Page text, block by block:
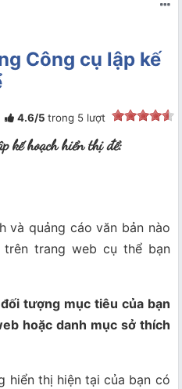
Công cụ lập kế
4.6/5 trong 5lượt
kế hoạch hiển thị để:
và quảng cáo văn bản nào
trang web cụ thể bạn
tượng mục tiêu của bạn
hoặc danh mục sở thích
hiển thị hiện tại của bạn có